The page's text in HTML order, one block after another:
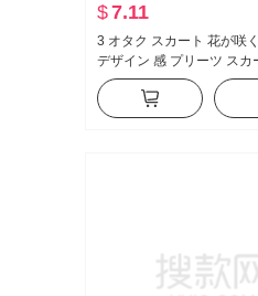
$7.11
3 オタク スカート 花が咲
デザイン 感 プリーツ スカ
ィンテージ プリント スリ
トスカート フリンジ プリ
ト